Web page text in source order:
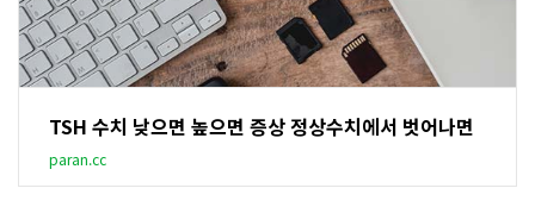
TSH 수치 낮으면 높으면 증상 정상수치에서 벗어나면
paran.cc